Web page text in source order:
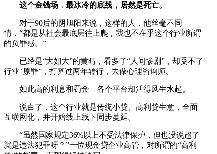
这个金钱场，最冰冷的底线，居然是死亡。
对于90后的阴旭阳来说，这样的人，他丝毫不同
情，“都是从社会最底层往上爬，我也不在乎这个行业所谓
的负罪感。”
已经是“大姐大”的黄晴，看多了“人间惨剧”，却受不了
行业“原罪”，打算过两年转行，去做心理咨询师。
如此高的利息和罚金，各个平台却活得风生水起。
说白了，这个行业就是传统小贷、高利贷生意，全面
互联网化，并开始线上线下同步蔓延。
“虽然国家规定36%以上不受法律保护，但也没说超了
就是违法犯罪呀？”一位现金贷企业高管，对所谓的“高利